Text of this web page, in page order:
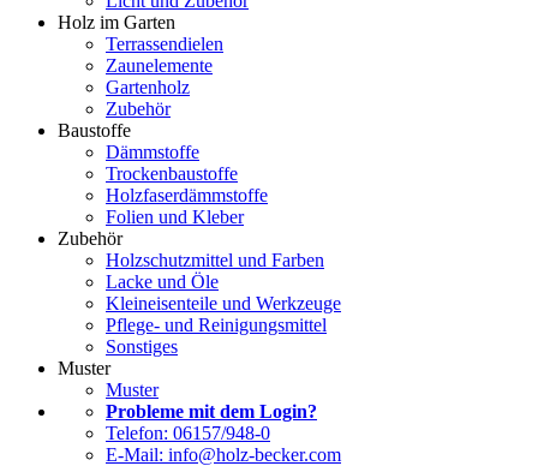
Holz im Garten
Terrassendielen
Zaunelemente
Gartenholz
Zubehör
Baustoffe
Dämmstoffe
Trockenbaustoffe
Holzfaserdämmstoffe
Folien und Kleber
Zubehör
Holzschutzmittel und Farben
Lacke und Öle
Kleineisenteile und Werkzeuge
Pflege- und Reinigungsmittel
Sonstiges
Muster
Muster
Probleme mit dem Login?
Telefon: 06157/948-0
E-Mail: info@holz-becker.com